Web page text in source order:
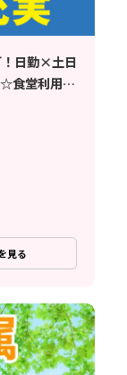
！日勤×土日
食堂利用可
見る